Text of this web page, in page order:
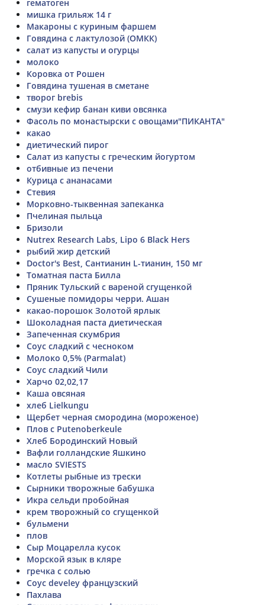
гематоген
мишка грильяж 14 г
Макароны с куриным фаршем
Говядина с лактулозой (ОМКК)
салат из капусты и огурцы
молоко
Коровка от Рошен
Говядина тушеная в сметане
творог brebis
смузи кефир банан киви овсянка
Фасоль по монастырски с овощами"ПИКАНТА"
какао
диетический пирог
Салат из капусты с греческим йогуртом
отбивные из печени
Курица с ананасами
Стевия
Морковно-тыквенная запеканка
Пчелиная пыльца
Бризоли
Nutrex Research Labs, Lipo 6 Black Hers
рыбий жир детский
Doctor's Best, Сантианин L-тианин, 150 мг
Томатная паста Билла
Пряник Тульский с вареной сгущенкой
Сушеные помидоры черри. Ашан
какао-порошок Золотой ярлык
Шоколадная паста диетическая
Запеченная скумбрия
Соус сладкий с чесноком
Молоко 0,5% (Parmalat)
Соус сладкий Чили
Харчо 02,02,17
Каша овсяная
хлеб Lielkungu
Щербет черная смородина (мороженое)
Плов с Putenoberkeule
Хлеб Бородинский Новый
Вафли голландские Яшкино
масло SVIESTS
Котлеты рыбные из трески
Сырники творожные бабушка
Икра сельди пробойная
крем творожный со сгущенкой
бульмени
плов
Сыр Моцарелла кусок
Морской язык в кляре
гречка с солью
Соус develey французский
Пахлава